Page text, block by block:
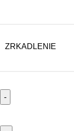
ZRKADLENIE